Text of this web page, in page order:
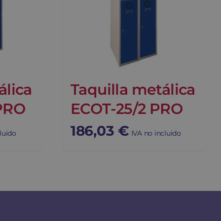
Taquilla metálica
ECOT-25/2 PRO
186,03 € IVA no incluido